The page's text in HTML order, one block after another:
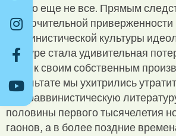
Но это еще не все. Прямым
исключительной приверженности
раввинистической культуры
цензуре стала удивительная
даже к своим собственным
результате мы ухитрились
всю раввинистическую
половины первого тысячелетия
гаонов, а в более поздние